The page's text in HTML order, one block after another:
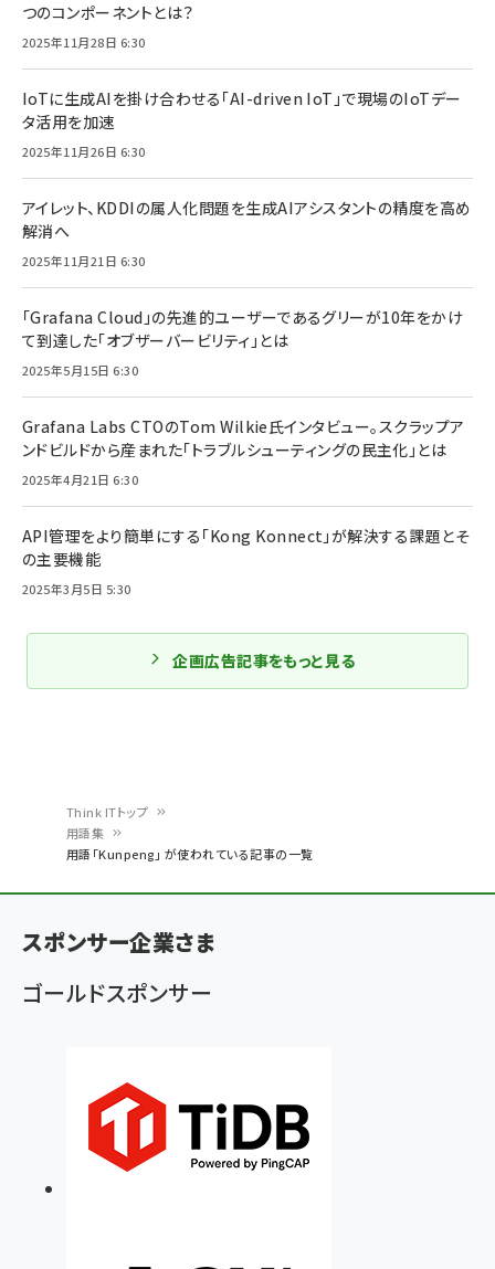
ン
く
ず
Think ITトップ
用語集
用語「Kunpeng」 が使われている記事の一覧
つのコンポーネントとは？
2025年11月28日 6:30
IoTに生成AIを掛け合わせる「AI-driven IoT」で現場のIoTデー
タ活用を加速
2025年11月26日 6:30
アイレット、KDDIの属人化問題を生成AIアシスタントの精度を高め
解消へ
2025年11月21日 6:30
「Grafana Cloud」の先進的ユーザーであるグリーが10年をかけ
て到達した「オブザーバービリティ」とは
2025年5月15日 6:30
Grafana Labs CTOのTom Wilkie氏インタビュー。スクラップア
ンドビルドから産まれた「トラブルシューティングの民主化」とは
2025年4月21日 6:30
API管理をより簡単にする「Kong Konnect」が解決する課題とそ
の主要機能
2025年3月5日 5:30
企画広告記事をもっと見る
スポンサー企業さま
ゴールドスポンサー